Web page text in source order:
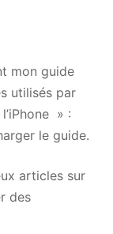
mon guide
utilisés par
» :
le guide.
articles sur
des